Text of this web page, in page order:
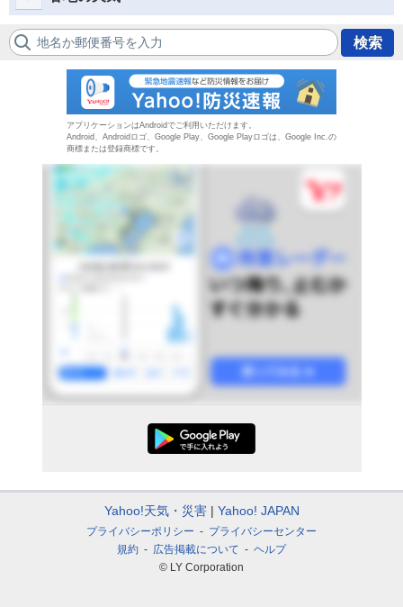
地名か郵便番号を入力 検索
アプリケーションはAndroidでご利用いただけます。
Android、Androidロゴ、Google Play、Google Playロゴは、Google Inc.の
商標または登録商標です。
Yahoo!天気・災害 Yahoo! JAPAN
プライバシーポリシー
プライバシーセンター
規約
広告掲載について
ヘルプ
© LY Corporation